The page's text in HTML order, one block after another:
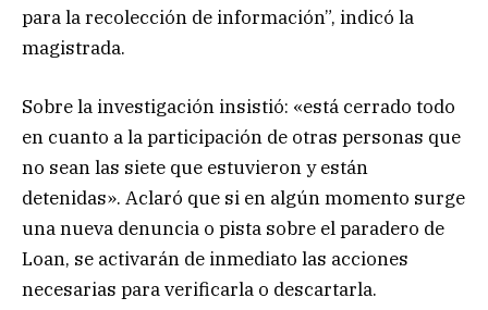
para la recolección de información”, indicó la
magistrada.
Sobre la investigación insistió: «está cerrado todo
en cuanto a la participación de otras personas que
no sean las siete que estuvieron y están
detenidas». Aclaró que si en algún momento surge
una nueva denuncia o pista sobre el paradero de
Loan, se activarán de inmediato las acciones
necesarias para verificarla o descartarla.